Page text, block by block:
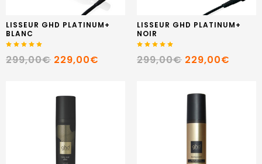
LISSEUR GHD PLATINUM+
BLANC
299,00€ 229,00€
LISSEUR GHD PLATINUM+
NOIR
299,00€ 229,00€